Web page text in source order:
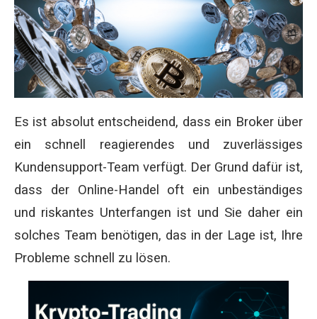
Es ist absolut entscheidend, dass ein Broker über
ein schnell reagierendes und zuverlässiges
Kundensupport-Team verfügt. Der Grund dafür ist,
dass der Online-Handel oft ein unbeständiges
und riskantes Unterfangen ist und Sie daher ein
solches Team benötigen, das in der Lage ist, Ihre
Probleme schnell zu lösen.